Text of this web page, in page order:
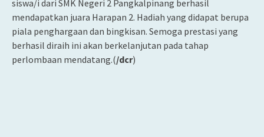
siswa/i dari SMK Negeri 2 Pangkalpinang berhasil
mendapatkan juara Harapan 2. Hadiah yang didapat berupa
piala penghargaan dan bingkisan. Semoga prestasi yang
berhasil diraih ini akan berkelanjutan pada tahap
perlombaan mendatang.(/dcr)